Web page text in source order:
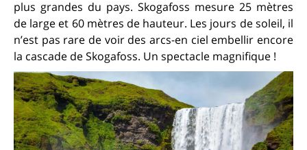
plus grandes du pays. Skogafoss mesure 25 mètres
de large et 60 mètres de hauteur. Les jours de soleil, il
n’est pas rare de voir des arcs-en ciel embellir encore
la cascade de Skogafoss. Un spectacle magnifique !